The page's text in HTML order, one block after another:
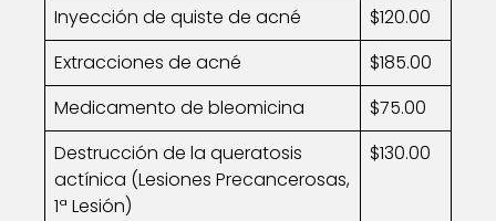
Inyección de quiste de acné
$120.00
Extracciones de acné
$185.00
Medicamento de bleomicina
$75.00
Destrucción de la queratosis
actínica (Lesiones Precancerosas,
1ª Lesión)
$130.00